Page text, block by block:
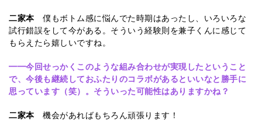
二家本僕もボトム感に悩んでた時期はあったし、いろいろな
試行錯誤をして今がある。そういう経験則を兼子くんに感じて
もらえたら嬉しいですね。
━━今回せっかくこのような組み合わせが実現したということ
で、今後も継続しておふたりのコラボがあるといいなと勝手に
思っています（笑）。そういった可能性はありますかね？
二家本 機会があればもちろん頑張ります！